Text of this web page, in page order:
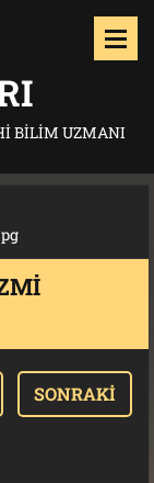
BILIM UZMANI
SONRAKI